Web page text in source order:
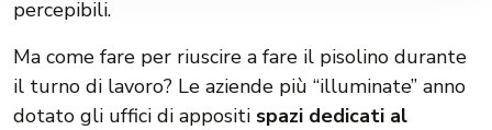
percepibili.
Ma come fare per riuscire a fare il pisolino durante
il turno di lavoro? Le aziende più “illuminate” anno
dotato gli uffici di appositi spazi dedicati al